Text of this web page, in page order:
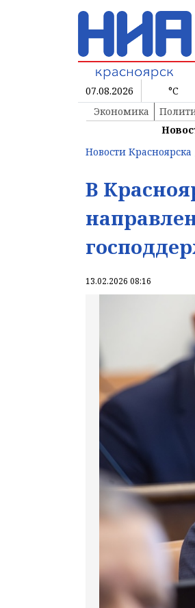
07.08.2026 °C
Экономика
Новости Красноярска
В
13.02.2026 08:16